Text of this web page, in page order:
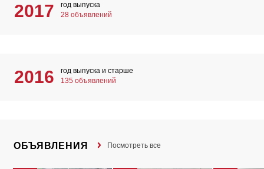
2017
год выпуска
28 объявлений
2016
год выпуска и старше
135 объявлений
ОБЪЯВЛЕНИЯ Посмотреть все